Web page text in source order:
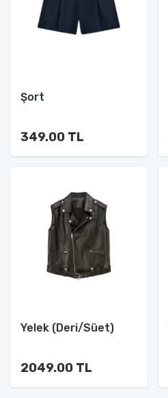
Şort
349.00 TL
Yelek (Deri/Süet)
2049.00 TL